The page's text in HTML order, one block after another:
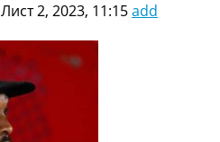
Лист 2, 2023, 11:15add